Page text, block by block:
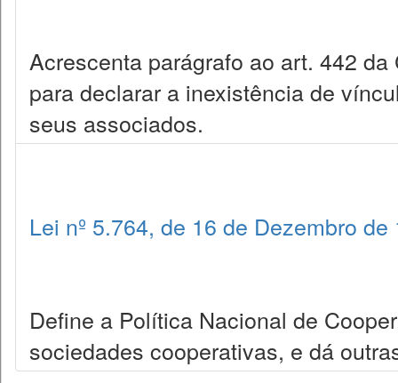
Acrescenta parágrafo ao art. 442
para declarar a inexistência de
seus associados.
Lei nº 5.764, de 16 de Dezembro de
Define a Política Nacional de
sociedades cooperativas, e dá